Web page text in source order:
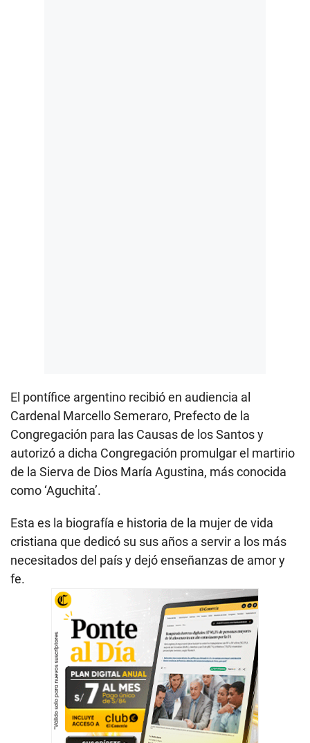
El pontífice argentino recibió en audiencia al
Cardenal Marcello Semeraro, Prefecto de la
Congregación para las Causas de los Santos y
autorizó a dicha Congregación promulgar el martirio
de la Sierva de Dios María Agustina, más conocida
como ‘Aguchita’.
Esta es la biografía e historia de la mujer de vida
cristiana que dedicó su sus años a servir a los más
necesitados del país y dejó enseñanzas de amor y
fe.